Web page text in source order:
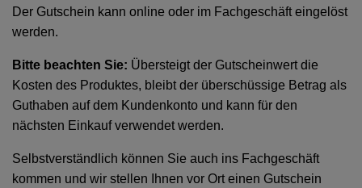
Der Gutschein kann online oder im Fachgeschäft eingelöst
werden.
Bitte beachten Sie: Übersteigt der Gutscheinwert die
Kosten des Produktes, bleibt der überschüssige Betrag als
Guthaben auf dem Kundenkonto und kann für den
nächsten Einkauf verwendet werden.
Selbstverständlich können Sie auch ins Fachgeschäft
kommen und wir stellen Ihnen vor Ort einen Gutschein